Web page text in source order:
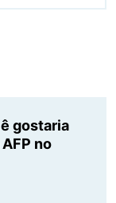
gostaria
no